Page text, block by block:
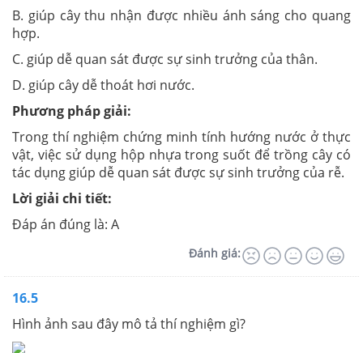
B. giúp cây thu nhận được nhiều ánh sáng cho quang
hợp.
C. giúp dễ quan sát được sự sinh trưởng của thân.
D. giúp cây dễ thoát hơi nước.
Phương pháp giải:
Trong thí nghiệm chứng minh tính hướng nước ở thực
vật, việc sử dụng hộp nhựa trong suốt để trồng cây có
tác dụng giúp dễ quan sát được sự sinh trưởng của rễ.
Lời giải chi tiết:
Đáp án đúng là: A
Đánh giá:
16.5
Hình ảnh sau đây mô tả thí nghiệm gì?